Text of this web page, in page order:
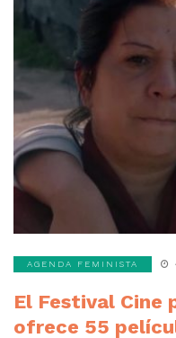
AGENDA FEMINISTA
El Festival Cine
ofrece 55